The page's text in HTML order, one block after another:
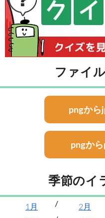
ファイ
pngから
pngか
季節のイ
1月 2月